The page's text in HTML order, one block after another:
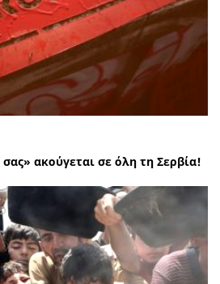
ακούγεται σε όλη τη Σερβία!